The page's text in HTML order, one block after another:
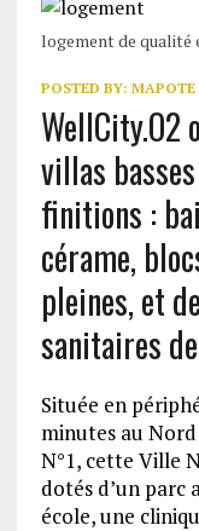
logement de qualité
POSTED BY: MAPOTE
WellCity.O2
villas
finitions :
cérame,
pleines, et
sanitaires
Située en
minutes au
N°1, cette Ville
dotés d’un parc
école, une